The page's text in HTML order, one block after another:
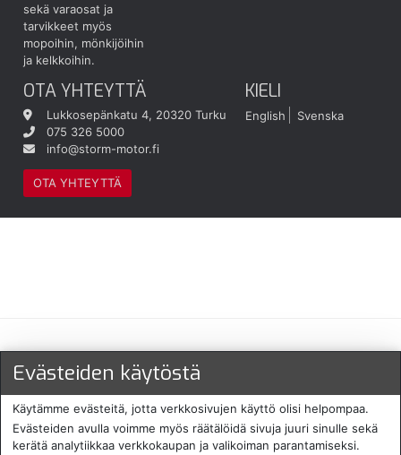
sekä varaosat ja
tarvikkeet myös
mopoihin, mönkijöihin
ja kelkkoihin.
OTA YHTEYTTÄ
Lukkosepänkatu 4, 20320 Turku
075 326 5000
info@storm-motor.fi
OTA YHTEYTTÄ
KIELI
English Svenska
Maksu- ja toimitustavat
Evästeiden käytöstä
Käytämme evästeitä, jotta verkkosivujen käyttö olisi helpompaa.
Evästeiden avulla voimme myös räätälöidä sivuja juuri sinulle sekä
kerätä analytiikkaa verkkokaupan ja valikoiman parantamiseksi.